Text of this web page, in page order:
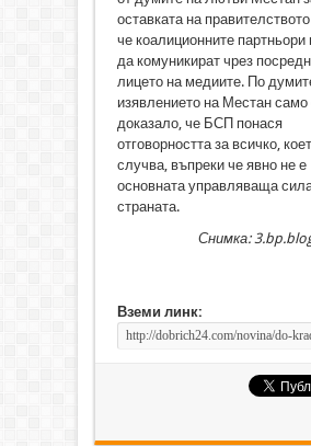
оставката на
че коалиционните партньори
да комуникират чрез
лицето на медиите. По
изявлението на Местан само
доказало, че БСП понася
отговорността за всичко,
случва, въпреки че явно не е
основната управляваща
страната.
Снимка:
Вземи линк: